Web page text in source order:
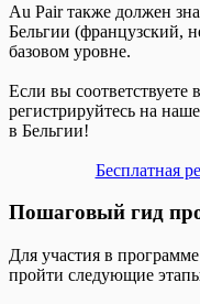
Au Pair также должен
Бельгии (французский,
базовом уровне.
Если вы
регистрируйтесь на
в Бельгии!
Бесплатная
Пошаговый гид
Для участия в
пройти следующие